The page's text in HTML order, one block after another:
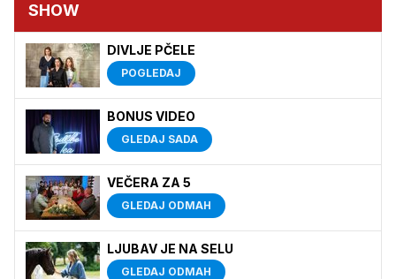
SHOW
DIVLJE PČELE
POGLEDAJ
BONUS VIDEO
GLEDAJ SADA
VEČERA ZA 5
GLEDAJ ODMAH
LJUBAV JE NA SELU
GLEDAJ ODMAH